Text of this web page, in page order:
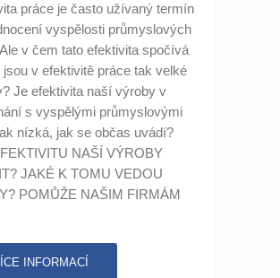
práce je často užívaný termín
vyspělosti průmyslových
v čem tato efektivita spočívá
jsou v efektivitě práce tak velké
Je efektivita naší výroby v
s vyspělými průmyslovými
nízká, jak se občas uvádí?
NAŠÍ VÝROBY
JAKÉ K TOMU VEDOU
POMŮŽE NAŠIM FIRMÁM
INFORMACÍ